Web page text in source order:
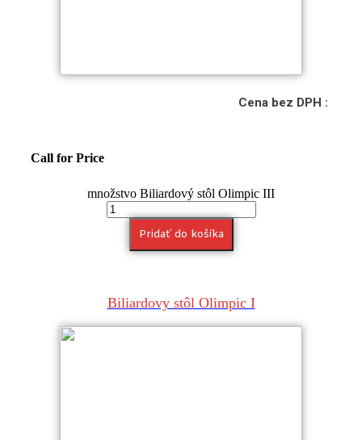
Cena bez DPH :
Call for Price
množstvo Biliardový stôl Olimpic III
Pridať do košíka
Biliardovy stôl Olimpic I